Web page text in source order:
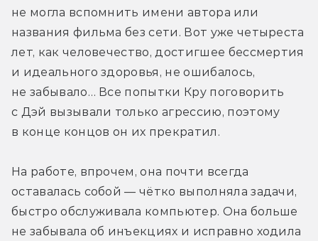
не могла вспомнить имени автора или
названия фильма без сети. Вот уже четыреста
лет, как человечество, достигшее бессмертия
и идеального здоровья, не ошибалось,
не забывало… Все попытки Кру поговорить
с Дэй вызывали только агрессию, поэтому
в конце концов он их прекратил.
На работе, впрочем, она почти всегда
оставалась собой — чётко выполняла задачи,
быстро обслуживала компьютер. Она больше
не забывала об инъекциях и исправно ходила